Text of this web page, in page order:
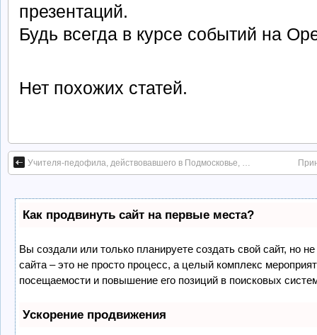
презентаций.
Будь всегда в курсе событий на
Нет похожих статей.
Учителя-педофила, действовавшего в Подмосковье, …
Как продвинуть сайт на первые места?
Вы создали или только планируете создать свой сайт, но
сайта – это не просто процесс, а целый комплекс
посещаемости и повышение его позиций в поисковых
Ускорение продвижения